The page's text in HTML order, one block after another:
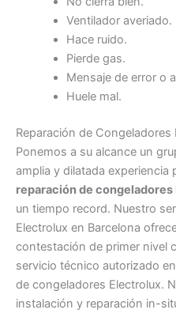
Ventilador averiado.
Hace ruido.
Pierde gas.
Mensaje de error o
Huele mal.
Reparación de Congeladores
Ponemos a su alcance un
amplia y dilatada experiencia
reparación de
un tiempo record. Nuestro
Electrolux en Barcelona
contestación de primer nivel
servicio técnico autorizado
de congeladores Electrolux.
instalación y reparación in-